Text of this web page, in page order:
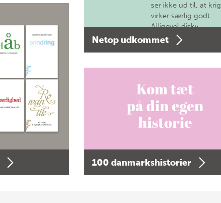
ser ikke ud til, at krig
virker særlig godt.
Alligevel diskv…
Netop udkommet
100 danmarkshistorier